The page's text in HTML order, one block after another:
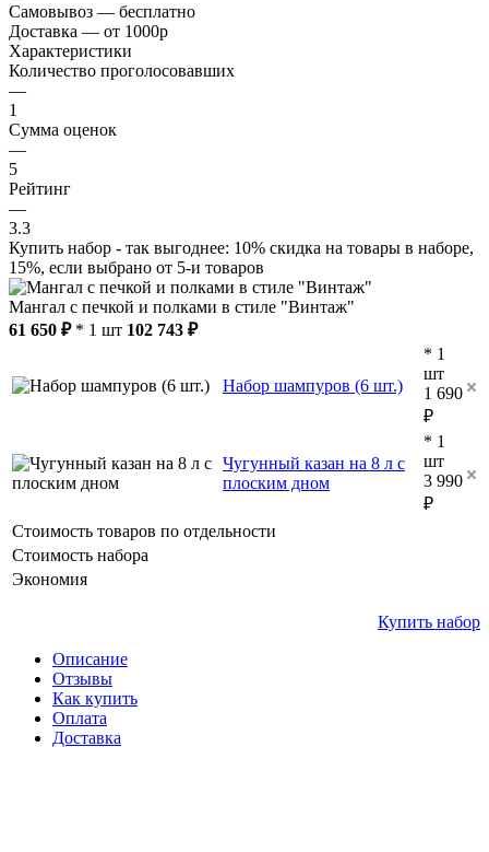
Самовывоз — бесплатно
Доставка — от 1000р
Характеристики
Количество проголосовавших
—
1
Сумма оценок
—
5
Рейтинг
—
3.3
Купить набор - так выгоднее: 10% скидка на товары в наборе,
15%, если выбрано от 5-и товаров
Мангал с печкой и полками в стиле "Винтаж"
61 650 ₽* 1 шт 102 743 ₽
Набор шампуров (6 шт.)
* 1
шт
1 690
₽
Чугунный казан на 8 л с
плоским дном
* 1
шт
3 990
₽
Стоимость товаров по отдельности
Стоимость набора
Экономия
Купить набор
Описание
Отзывы
Как купить
Оплата
Доставка